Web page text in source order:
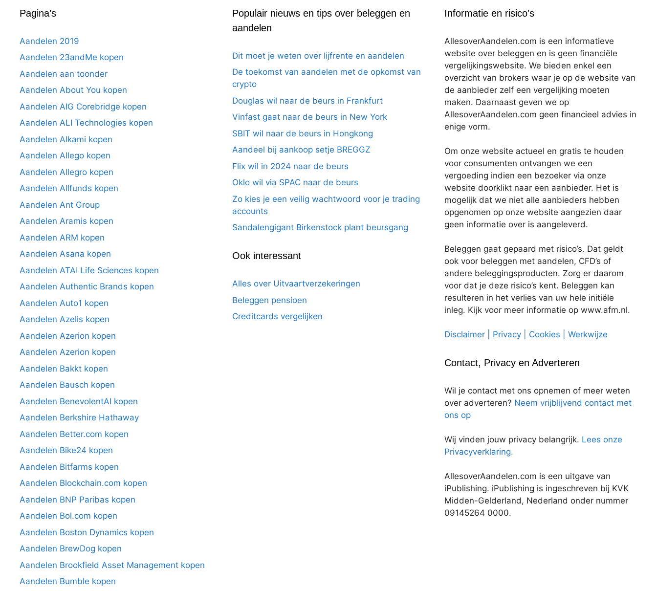
Pagina’s
Aandelen 2019
Aandelen 23andMe kopen
Aandelen aan toonder
Aandelen About You kopen
Aandelen AIG Corebridge kopen
Aandelen ALI Technologies kopen
Aandelen Alkami kopen
Aandelen Allego kopen
Aandelen Allegro kopen
Aandelen Allfunds kopen
Aandelen Ant Group
Aandelen Aramis kopen
Aandelen ARM kopen
Aandelen Asana kopen
Aandelen ATAI Life Sciences kopen
Aandelen Authentic Brands kopen
Aandelen Auto1 kopen
Aandelen Azelis kopen
Aandelen Azerion kopen
Aandelen Azerion kopen
Aandelen Bakkt kopen
Aandelen Bausch kopen
Aandelen BenevolentAI kopen
Aandelen Berkshire Hathaway
Aandelen Better.com kopen
Aandelen Bike24 kopen
Aandelen Bitfarms kopen
Aandelen Blockchain.com kopen
Aandelen BNP Paribas kopen
Aandelen Bol.com kopen
Aandelen Boston Dynamics kopen
Aandelen BrewDog kopen
Aandelen Brookfield Asset Management kopen
Aandelen Bumble kopen
Populair nieuws en tips over beleggen en
aandelen
Dit moet je weten over lijfrente en aandelen
De toekomst van aandelen met de opkomst van
crypto
Douglas wil naar de beurs in Frankfurt
Vinfast gaat naar de beurs in New York
SBIT wil naar de beurs in Hongkong
Aandeel bij aankoop setje BREGGZ
Flix wil in 2024 naar de beurs
Oklo wil via SPAC naar de beurs
Zo kies je een veilig wachtwoord voor je trading
accounts
Sandalengigant Birkenstock plant beursgang
Ook interessant
Alles over Uitvaartverzekeringen
Beleggen pensioen
Creditcards vergelijken
Informatie en risico’s
AllesoverAandelen.com is een informatieve
website over beleggen en is geen financiële
vergelijkingswebsite. We bieden enkel een
overzicht van brokers waar je op de website van
de aanbieder zelf een vergelijking moeten
maken. Daarnaast geven we op
AllesoverAandelen.com geen financieel advies in
enige vorm.
Om onze website actueel en gratis te houden
voor consumenten ontvangen we een
vergoeding indien een bezoeker via onze
website doorklikt naar een aanbieder. Het is
mogelijk dat we niet alle aanbieders hebben
opgenomen op onze website aangezien daar
geen informatie over is aangeleverd.
Beleggen gaat gepaard met risico’s. Dat geldt
ook voor beleggen met aandelen, CFD’s of
andere beleggingsproducten. Zorg er daarom
voor dat je deze risico’s kent. Beleggen kan
resulteren in het verlies van uw hele initiële
inleg. Kijk voor meer informatie op www.afm.nl.
Disclaimer | Privacy | Cookies | Werkwijze
Contact, Privacy en Adverteren
Wil je contact met ons opnemen of meer weten
over adverteren? Neem vrijblijvend contact met
ons op
Wij vinden jouw privacy belangrijk. Lees onze
Privacyverklaring.
AllesoverAandelen.com is een uitgave van
iPublishing. iPublishing is ingeschreven bij KVK
Midden-Gelderland, Nederland onder nummer
09145264 0000.